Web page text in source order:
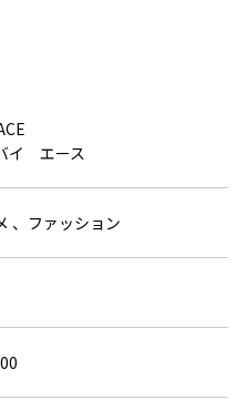
イ エース
、ファッション